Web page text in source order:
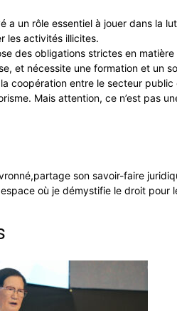
a un rôle essentiel à jouer dans la
les activités illicites.
des obligations strictes en
et nécessite une formation et un
coopération entre le secteur
Mais attention, ce n’est pas
son savoir-faire
où je démystifie le droit pour